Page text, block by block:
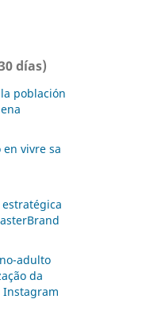
días)
población
vivre sa
adulto
da
Instagram